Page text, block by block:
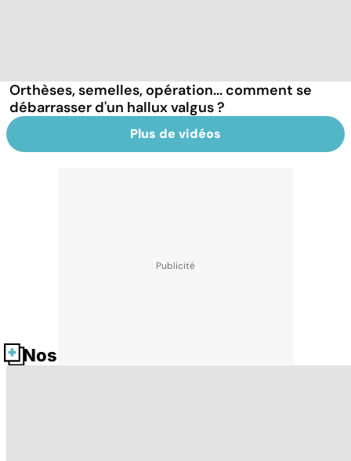
Orthèses, semelles, opération... comment se
débarrasser d'un hallux valgus ?
Plus de vidéos
Nos fiches santé